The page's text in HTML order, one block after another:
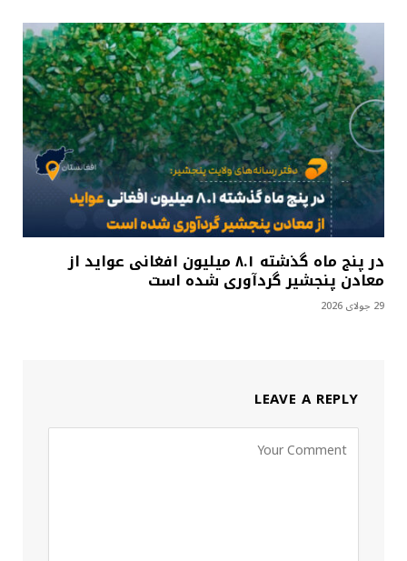
در پنج ماه گذشته ۸.۱ میلیون افغانی عواید از
معادن پنجشیر گردآوری شده است
29 جولای 2026
LEAVE A REPLY